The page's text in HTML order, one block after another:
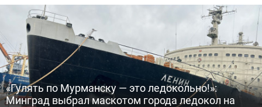
«Гулять по Мурманску — это ледокольно!»:
Минград выбрал маскотом города ледокол на